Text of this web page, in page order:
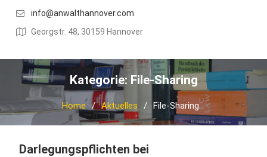
info@anwalthannover.com
Georgstr. 48, 30159 Hannover
Kategorie: File-Sharing
Home Aktuelles File-Sharing
Darlegungspflichten bei